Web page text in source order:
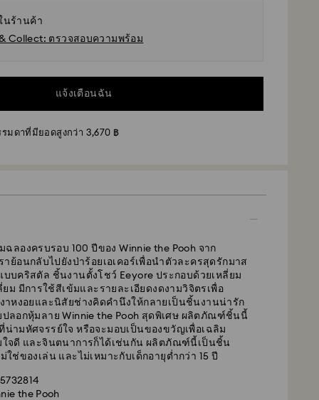
นร้านค้า
Collect: ตรวจสอบความพร้อม
แจ้งเตือนฉัน
มดาที่มียอดสูงกว่า 3,670 ฿
ฉลองครบรอบ 100 ปีของ Winnie the Pooh จาก
าย้อนกลับไปยังป่าร้อยเอเคอร์เพื่อนำตัวละครสุดรักมาส
บบคริสตัล ชิ้นงานตั้งโชว์ Eeyore ประกอบด้วยเหลี่ยม
ยม มีการใช้สีเข้มและรายละเอียดงดงามวิจิตรเพื่อ
งาหงอยและนิสัยช่างคิดคำนึงให้กลายเป็นชิ้นงานน่ารัก
ลอกหุ้มลาย Winnie the Pooh สุดพิเศษ ผลิตภัณฑ์ชิ้นนี้
น่ามหัศจรรย์ใจ หรือจะมอบเป็นของขวัญเพื่อเฉลิม
ใจดี และจินตนาการก็ได้เช่นกัน ผลิตภัณฑ์นี้เป็นชิ้น
ใช่ของเล่น และไม่เหมาะกับเด็กอายุต่ำกว่า 15 ปี
the Pooh
ทร์ถึงศุกร์ก่อนเวลา 07:00 น. (เวลาประเทศไทย) จะได้
ะจัดส่งในวันทำการถัดไป